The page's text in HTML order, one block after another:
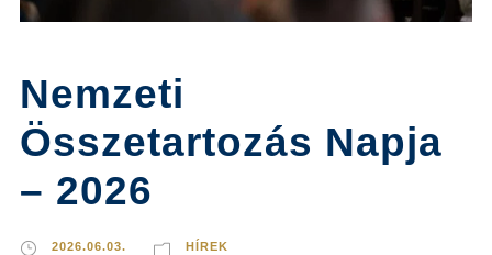
Nemzeti
Összetartozás Napja
– 2026
2026.06.03. HÍREK